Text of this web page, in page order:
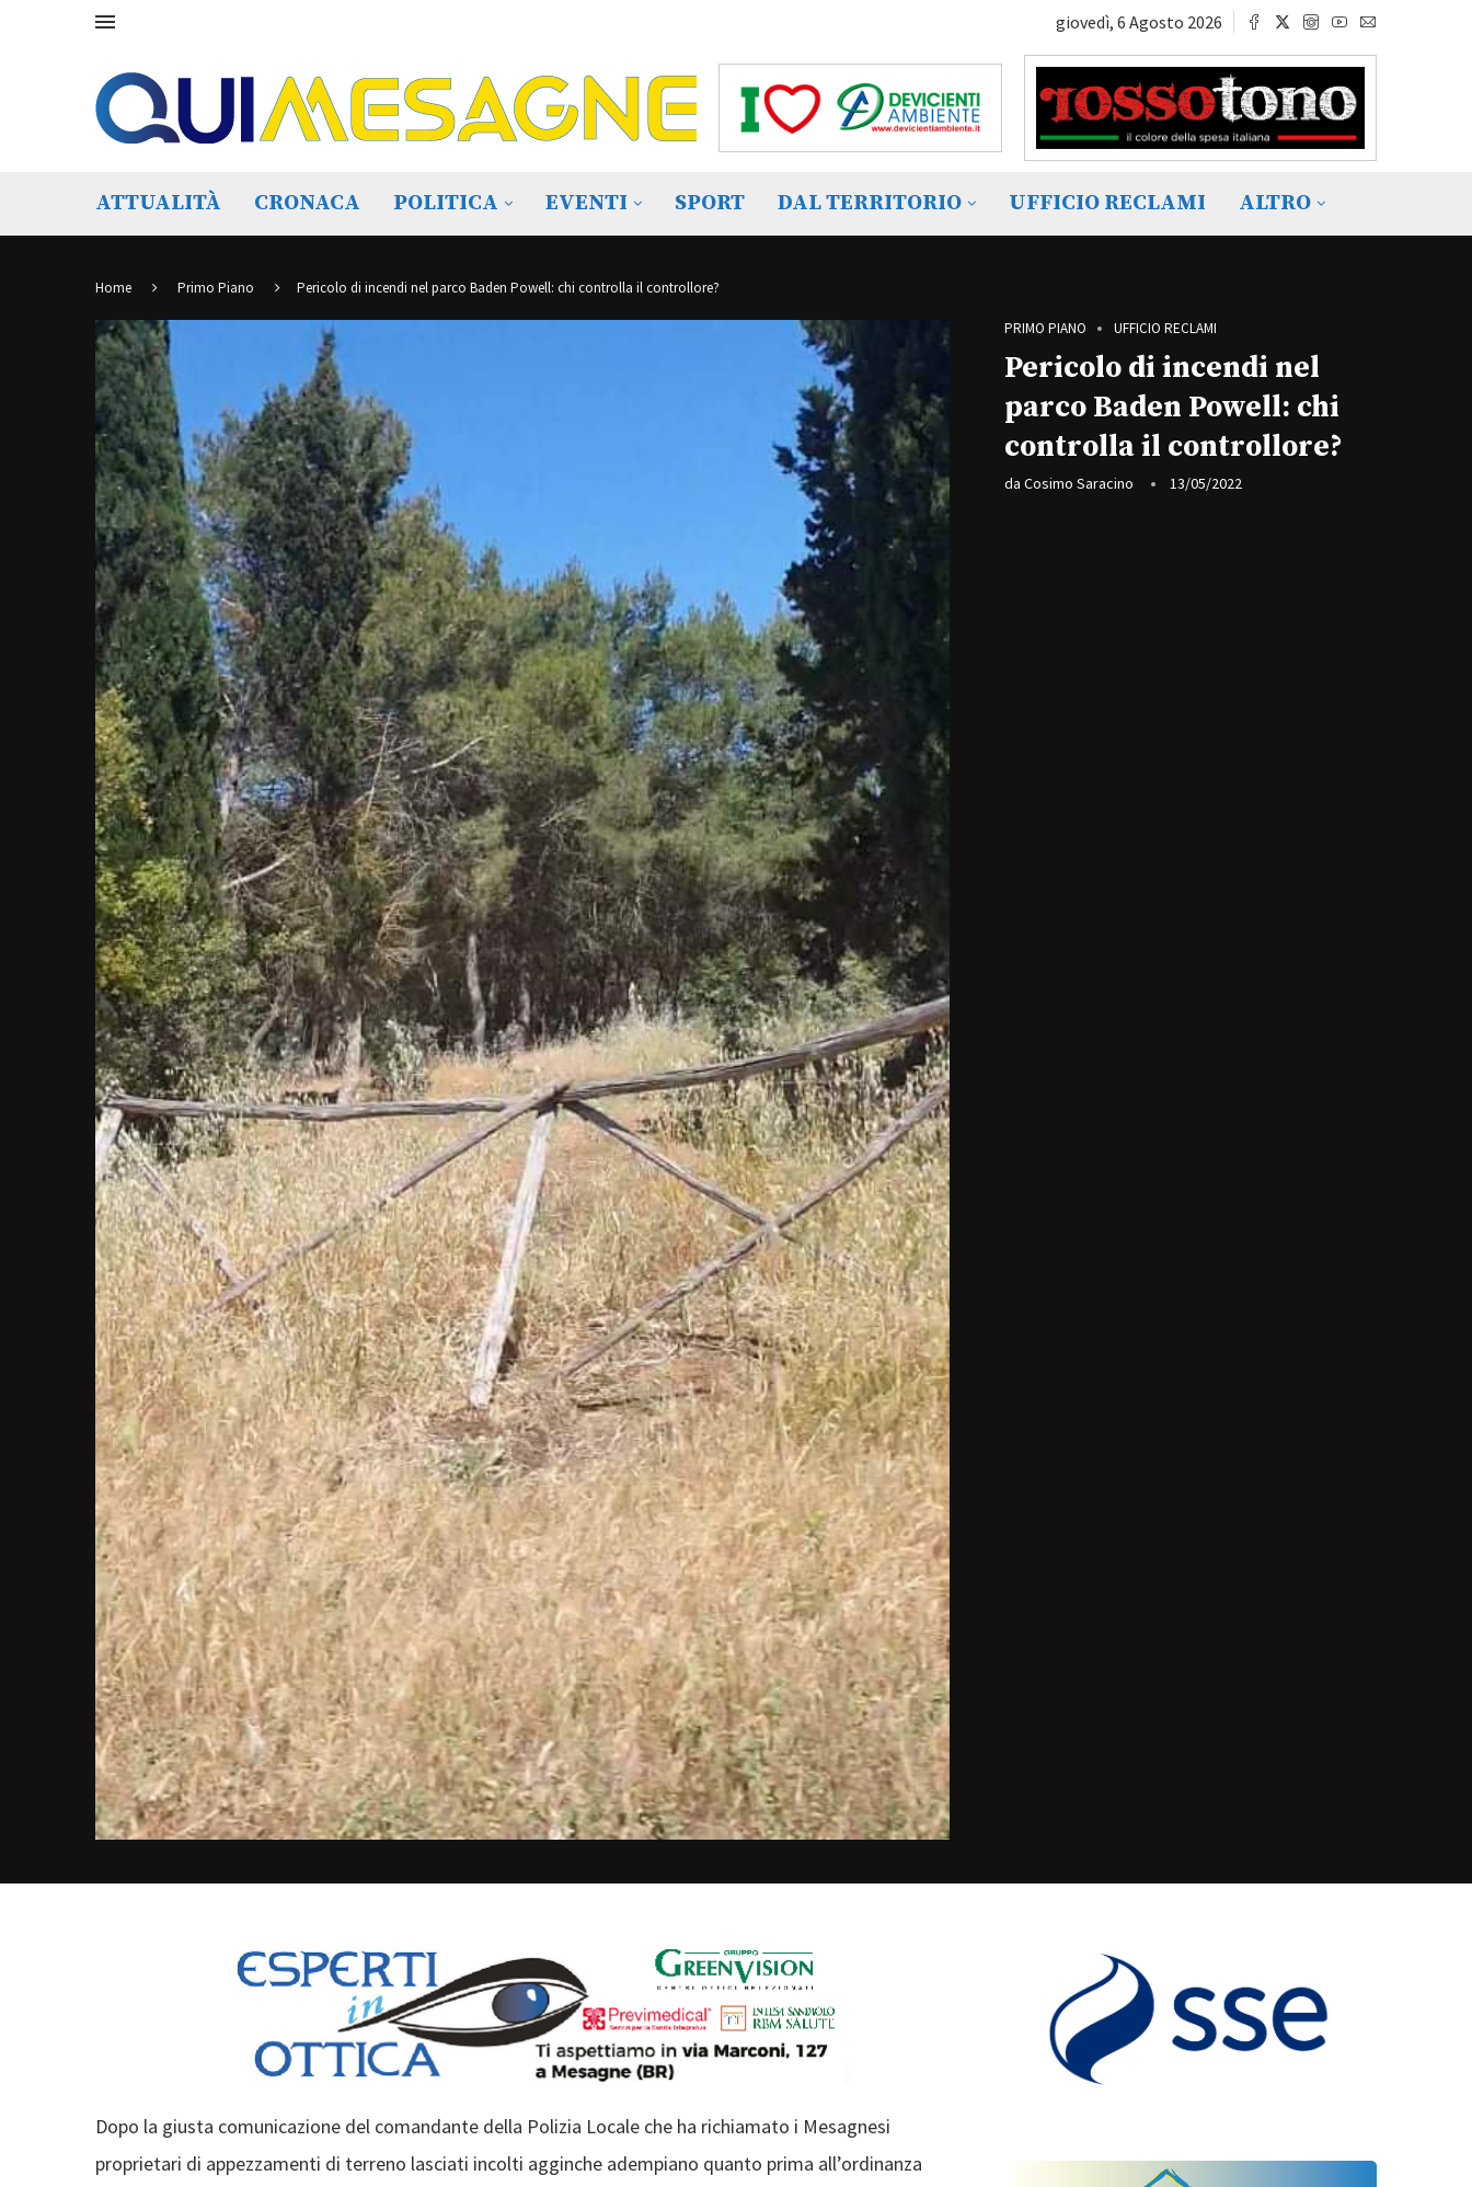
giovedì, 6 Agosto 2026
ATTUALITÀ CRONACA POLITICA EVENTI SPORT DAL TERRITORIO UFFICIO RECLAMI ALTRO
Home Primo Piano Pericolo di incendi nel parco Baden Powell: chi controlla il controllore?
PRIMO PIANO UFFICIO RECLAMI
Pericolo di incendi nel
parco Baden Powell: chi
controlla il controllore?
da Cosimo Saracino 13/05/2022
Dopo la giusta comunicazione del comandante della Polizia Locale che ha richiamato i Mesagnesi
proprietari di appezzamenti di terreno lasciati incolti agginche adempiano quanto prima all’ordinanza